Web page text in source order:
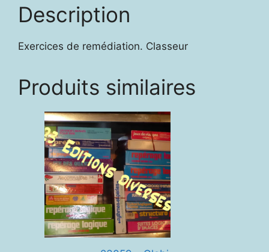
m/n,
s/z
Description
Exercices de remédiation. Classeur
Produits similaires